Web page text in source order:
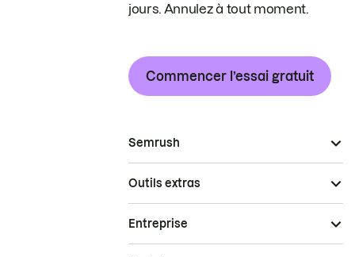
jours. Annulez à tout moment.
Commencer l’essai gratuit
Semrush
Outils extras
Entreprise